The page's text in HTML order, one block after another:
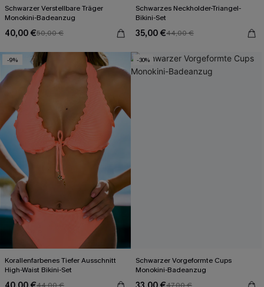
Schwarzer Verstellbare Träger
Monokini-Badeanzug
40,00 €50,00 €
Schwarzes Neckholder-Triangel-
Bikini-Set
35,00 €44,00 €
-9%
Korallenfarbenes Tiefer Ausschnitt
High-Waist Bikini-Set
-30%
Schwarzer Vorgeformte Cups
Monokini-Badeanzug